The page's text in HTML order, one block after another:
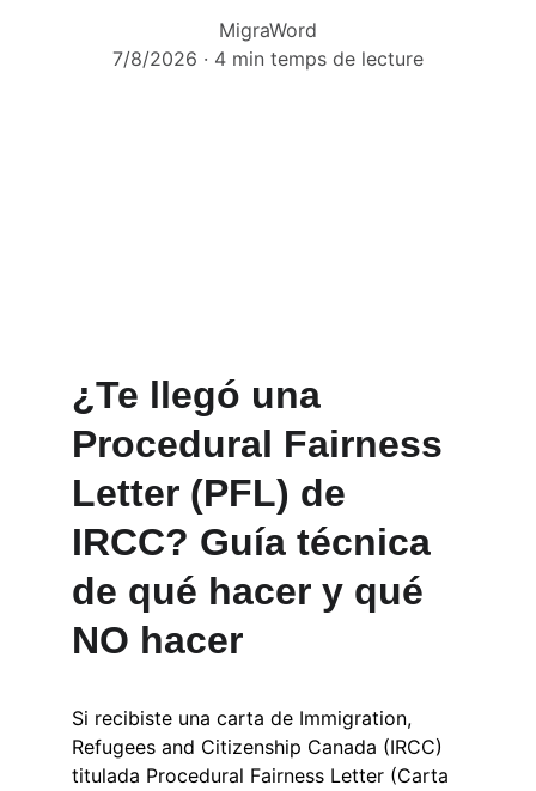
MigraWord
7/8/2026
4 min temps de lecture
¿Te llegó una
Procedural Fairness
Letter (PFL) de
IRCC? Guía técnica
de qué hacer y qué
NO hacer
Si recibiste una carta de Immigration,
Refugees and Citizenship Canada (IRCC)
titulada Procedural Fairness Letter (Carta